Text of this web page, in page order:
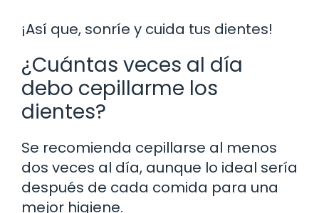
¡Así que, sonríe y cuida tus dientes!
¿Cuántas veces al día
debo cepillarme los
dientes?
Se recomienda cepillarse al menos
dos veces al día, aunque lo ideal sería
después de cada comida para una
mejor higiene.